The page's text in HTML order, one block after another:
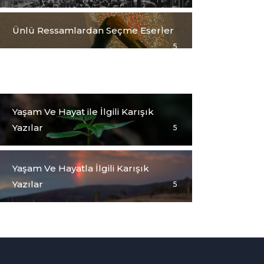
Ünlü Ressamlardan Seçme Eserler
5
Yaşam Ve Hayat ile İlgili Karışık
Yazılar
5
Yaşam Ve Hayatla İlgili Karışık
Yazılar
5